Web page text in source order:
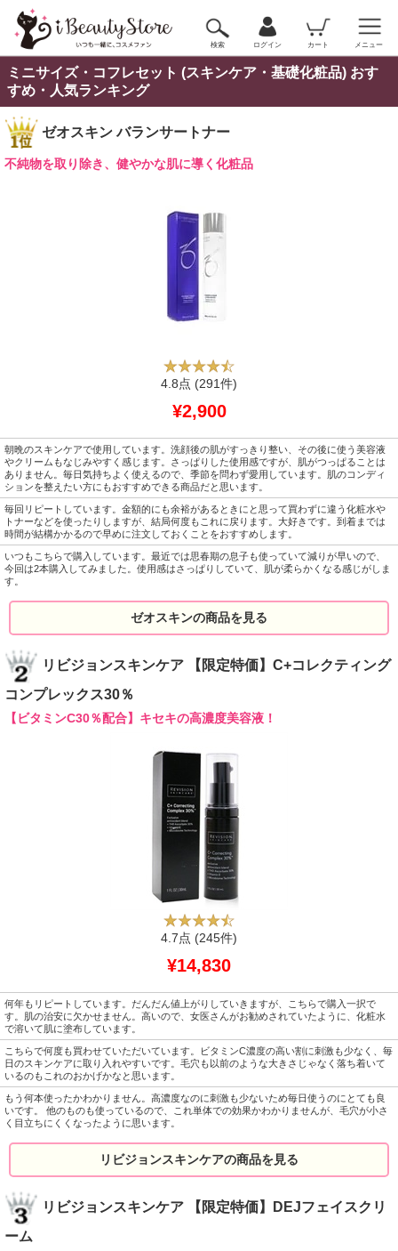
検索 ログイン カート メニュー
ミニサイズ・コフレセット (スキンケア・基礎化粧品) おす
すめ・人気ランキング
ゼオスキン バランサートナー
不純物を取り除き、健やかな肌に導く化粧品
4.8点 (291件)
¥2,900
朝晩のスキンケアで使用しています。洗顔後の肌がすっきり整い、その後に使う美容液
やクリームもなじみやすく感じます。さっぱりした使用感ですが、肌がつっぱることは
ありません。毎日気持ちよく使えるので、季節を問わず愛用しています。肌のコンディ
ションを整えたい方にもおすすめできる商品だと思います。
毎回リピートしています。金額的にも余裕があるときにと思って買わずに違う化粧水や
トナーなどを使ったりしますが、結局何度もこれに戻ります。大好きです。到着までは
時間が結構かかるので早めに注文しておくことをおすすめします。
いつもこちらで購入しています。最近では思春期の息子も使っていて減りが早いので、
今回は2本購入してみました。使用感はさっぱりしていて、肌が柔らかくなる感じがしま
す。
ゼオスキンの商品を見る
リビジョンスキンケア 【限定特価】C+コレクティング
コンプレックス30％
【ビタミンC30％配合】キセキの高濃度美容液！
4.7点 (245件)
¥14,830
何年もリピートしています。だんだん値上がりしていきますが、こちらで購入一択で
す。肌の治安に欠かせません。高いので、女医さんがお勧めされていたように、化粧水
で溶いて肌に塗布しています。
こちらで何度も買わせていただいています。ビタミンC濃度の高い割に刺激も少なく、毎
日のスキンケアに取り入れやすいです。毛穴も以前のような大きさじゃなく落ち着いて
いるのもこれのおかげかなと思います。
もう何本使ったかわかりません。高濃度なのに刺激も少ないため毎日使うのにとても良
いです。 他のものも使っているので、これ単体での効果かわかりませんが、毛穴が小さ
く目立ちにくくなったように思います。
リビジョンスキンケアの商品を見る
リビジョンスキンケア 【限定特価】DEJフェイスクリ
ーム